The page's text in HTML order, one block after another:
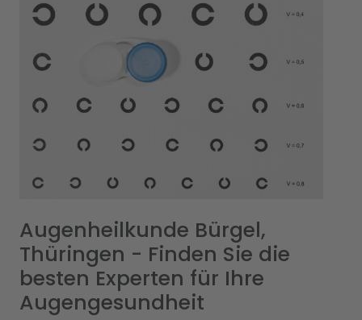
Augenheilkunde Bürgel,
Thüringen - Finden Sie die
besten Experten für Ihre
Augengesundheit